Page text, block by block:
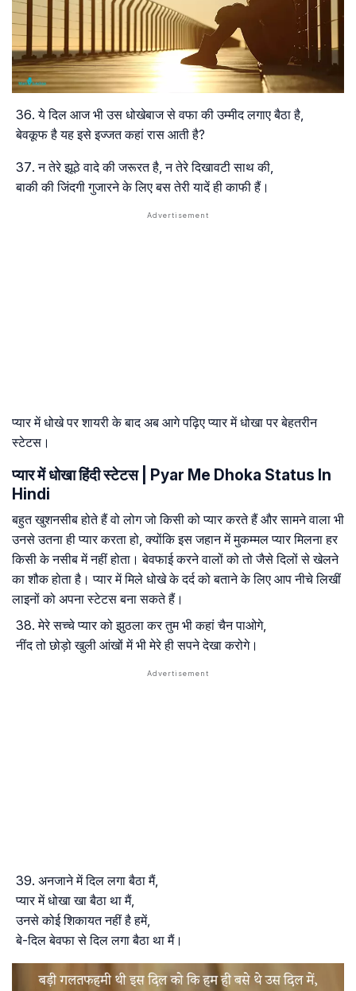
ये दिल आज भी उस धोखेबाज से वफा की उम्मीद लगाए बैठा है,
बेवकूफ है यह इसे इज्जत कहां रास आती है?
न तेरे झूठे वादे की जरूरत है, न तेरे दिखावटी साथ की,
बाकी की जिंदगी गुजारने के लिए बस तेरी यादें ही काफी हैं।
प्यार में धोखे पर शायरी के बाद अब आगे पढ़िए प्यार में धोखा पर बेहतरीन
स्टेटस।
प्यार में धोखा हिंदी स्टेटस | Pyar Me Dhoka Status In
Hindi
बहुत खुशनसीब होते हैं वो लोग जो किसी को प्यार करते हैं और सामने वाला भी
उनसे उतना ही प्यार करता हो, क्योंकि इस जहान में मुकम्मल प्यार मिलना हर
किसी के नसीब में नहीं होता। बेवफाई करने वालों को तो जैसे दिलों से खेलने
का शौक होता है। प्यार में मिले धोखे के दर्द को बताने के लिए आप नीचे लिखीं
लाइनों को अपना स्टेटस बना सकते हैं।
मेरे सच्चे प्यार को झुठला कर तुम भी कहां चैन पाओगे,
नींद तो छोड़ो खुली आंखों में भी मेरे ही सपने देखा करोगे।
अनजाने में दिल लगा बैठा मैं,
प्यार में धोखा खा बैठा था मैं,
उनसे कोई शिकायत नहीं है हमें,
बे-दिल बेवफा से दिल लगा बैठा था मैं।